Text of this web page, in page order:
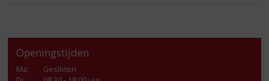
Openingstijden
Ma:
Gesloten